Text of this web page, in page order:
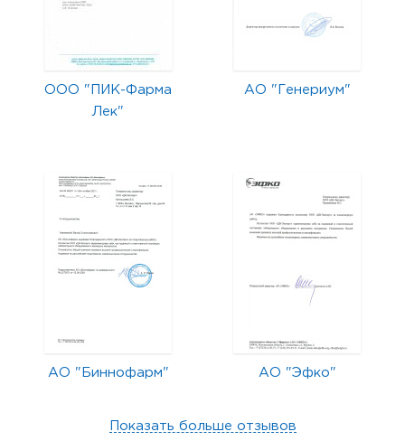
ООО "ПИК-Фарма
Лек"
АО "Генериум"
АО "Биннофарм" АО "Эфко"
Показать больше отзывов